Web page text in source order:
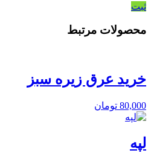
ثبت
محصولات مرتبط
خرید عرق زیره سبز
80,000 تومان
لپه